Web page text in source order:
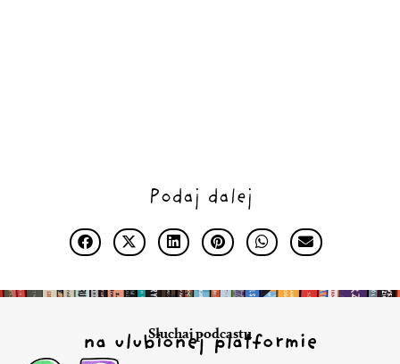
Podaj dalej
Słuchaj podcastu
na ulubionej platformie